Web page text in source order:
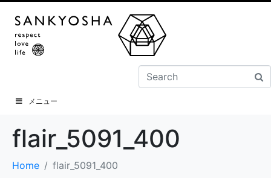
メニュー
flair_5091_400
Home flair_5091_400